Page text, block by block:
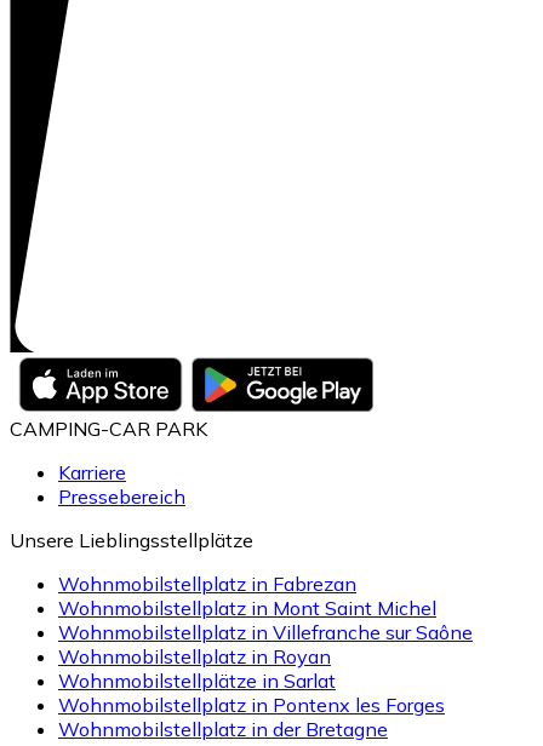
CAMPING-CAR PARK
Karriere
Pressebereich
Unsere Lieblingsstellplätze
Wohnmobilstellplatz in Fabrezan
Wohnmobilstellplatz in Mont Saint Michel
Wohnmobilstellplatz in Villefranche sur Saône
Wohnmobilstellplatz in Royan
Wohnmobilstellplätze in Sarlat
Wohnmobilstellplatz in Pontenx les Forges
Wohnmobilstellplatz in der Bretagne